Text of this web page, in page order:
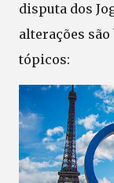
disputa dos
alterações
tópicos: